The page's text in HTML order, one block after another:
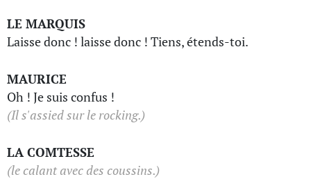
LE MARQUIS
Laisse donc ! laisse donc ! Tiens, étends-toi.
MAURICE
Oh ! Je suis confus !
(Il s'assied sur le rocking.)
LA COMTESSE
(le calant avec des coussins.)